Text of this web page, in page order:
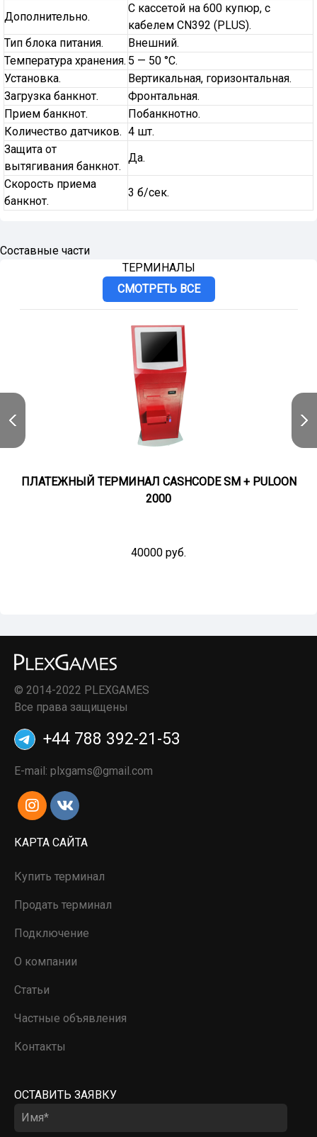
Дополнительно.
C кассетой на 600 купюр, c
кабелем CN392 (PLUS).
Тип блока питания.
Внешний.
Температура хранения. 5 — 50 °С.
Установка.
Вертикальная, горизонтальная.
Загрузка банкнот.
Фронтальная.
Прием банкнот.
Побанкнотно.
Количество датчиков. 4 шт.
Защита от
вытягивания банкнот.
Да.
Скорость приема
банкнот.
3 б/сек.
Cоставные части
ТЕРМИНАЛЫ
СМОТРЕТЬ ВСЕ
ПЛАТЕЖНЫЙ ТЕРМИНАЛ CASHCODE SM + PULOON
2000
40000 руб.
© 2014-2022 PLEXGAMES
Все права защищены
+44 788 392-21-53
E-mail: plxgams@gmail.com
КАРТА САЙТА
Купить терминал
Продать терминал
Подключение
О компании
Статьи
Частные объявления
Контакты
ОСТАВИТЬ ЗАЯВКУ